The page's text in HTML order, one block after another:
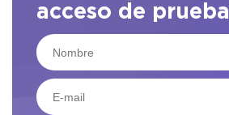
acceso de prueba